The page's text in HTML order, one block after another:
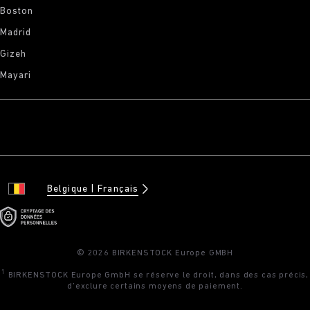
Boston
Madrid
Gizeh
Mayari
Belgique Français
© 2026 BIRKENSTOCK Europe GMBH
1
BIRKENSTOCK Europe GmbH se réserve le droit, dans des cas précis,
d’exclure certains moyens de paiement.